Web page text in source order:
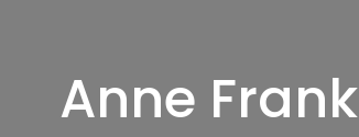
Anne